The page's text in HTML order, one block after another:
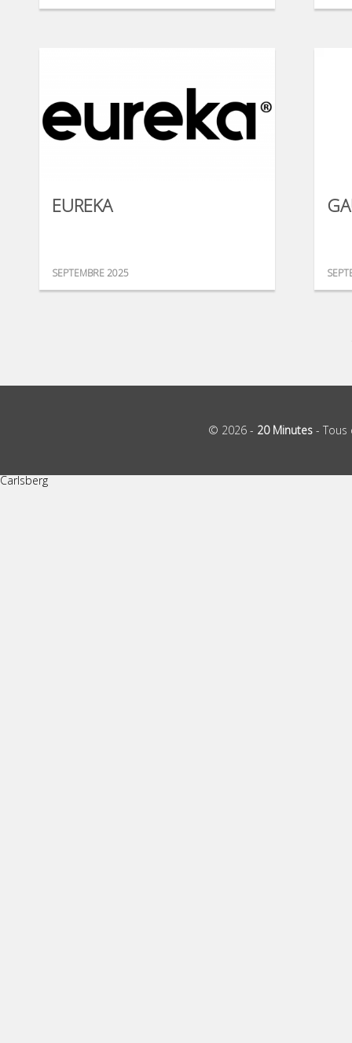
EUREKA
SEPTEMBRE 2025
© 2026 - 20 Minutes -
Carlsberg